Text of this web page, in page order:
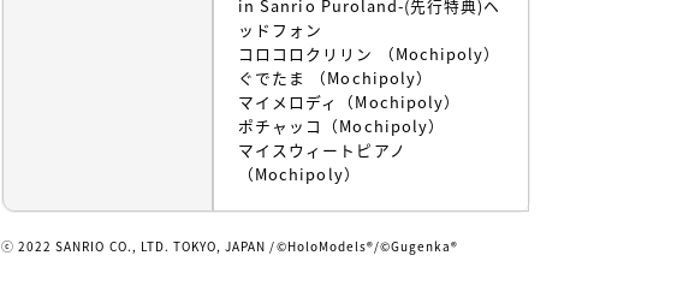
in Sanrio Puroland-(先行特典)ヘ
ッドフォン
コロコロクリリン （Mochipoly）
ぐでたま （Mochipoly）
マイメロディ（Mochipoly）
ポチャッコ（Mochipoly）
マイスウィートピアノ
（Mochipoly）
ⓒ 2022 SANRIO CO., LTD. TOKYO, JAPAN /©HoloModels®︎/©Gugenka®